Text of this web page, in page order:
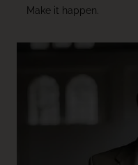
Make it happen.